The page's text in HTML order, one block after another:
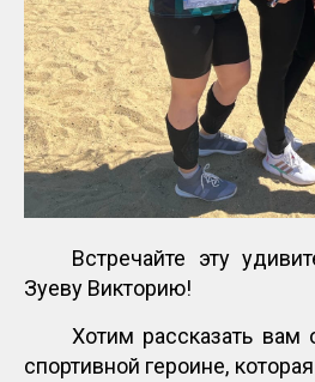
Встречайте эту
Зуеву Викторию!
Хотим рассказать
спортивной героине,